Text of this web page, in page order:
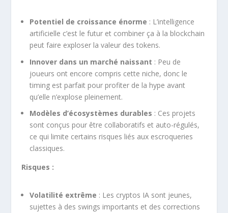
Potentiel de croissance énorme : L’intelligence
artificielle c’est le futur et combiner ça à la blockchain
peut faire exploser la valeur des tokens.
Innover dans un marché naissant : Peu de
joueurs ont encore compris cette niche, donc le
timing est parfait pour profiter de la hype avant
qu’elle n’explose pleinement.
Modèles d’écosystèmes durables : Ces projets
sont conçus pour être collaboratifs et auto-régulés,
ce qui limite certains risques liés aux escroqueries
classiques.
Risques :
Volatilité extrême : Les cryptos IA sont jeunes,
sujettes à des swings importants et des corrections